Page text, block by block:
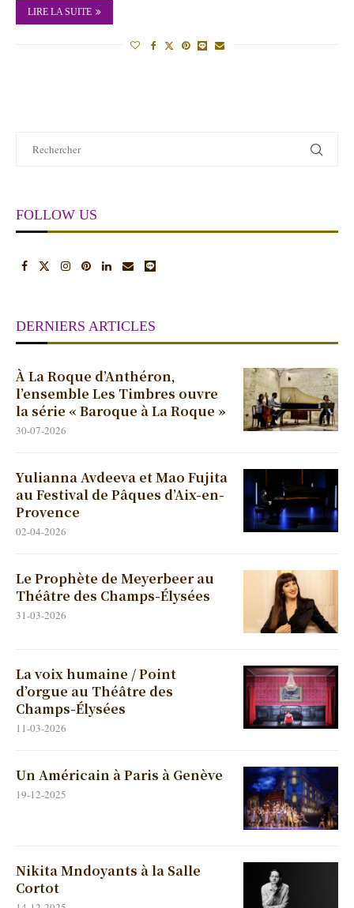
LIRE LA SUITE
FOLLOW US
DERNIERS ARTICLES
À La Roque d’Anthéron,
l’ensemble Les Timbres ouvre
la série « Baroque à La Roque »
30-07-2026
Yulianna Avdeeva et Mao Fujita
au Festival de Pâques d’Aix-en-
Provence
02-04-2026
Le Prophète de Meyerbeer au
Théâtre des Champs-Élysées
31-03-2026
La voix humaine / Point
d’orgue au Théâtre des
Champs-Élysées
11-03-2026
Un Américain à Paris à Genève
19-12-2025
Nikita Mndoyants à la Salle
Cortot